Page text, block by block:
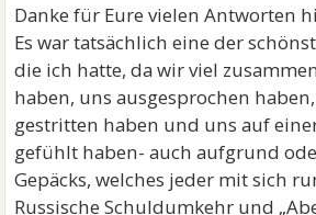
Danke für Eure vielen Antworten
Es war tatsächlich eine der
die ich hatte, da wir viel
haben, uns ausgesprochen
gestritten haben und uns auf
gefühlt haben- auch aufgrund
Gepäcks, welches jeder mit sich
Russische Schuldumkehr und